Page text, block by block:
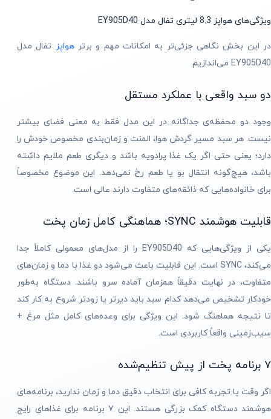
ویژگی‌های هواپز 8.3 لیتری تفال مدل EY905D40
در این بخش نگاهی جزئی‌تر به امکانات مهم و برترهواپز تفال مدل
EY905D40 می‌اندازیم
دو سبد واقعی با عملکرد مستقل
وجود دو محفظه‌ی جداگانه در این مدل فقط به معنی فضای بیشتر
نیست. هر سبد مسیر گردش هوا، المنت و زمان‌بندی مخصوص خودش را
دارد؛ یعنی حتی اگر یک غذا پرادویه باشد و دیگری طعم ملایم داشته
باشد، هیچ‌گونه انتقال بو یا طعم رخ نمی‌دهد. این موضوع مخصوصاً
برای خانواده‌هایی که ذائقه‌های متفاوت دارند عالی است.
قابلیت هوشمند SYNC؛ هماهنگی کامل زمان پخت
یکی از ویژگی‌هایی که EY905D40 را از مدل‌های معمولی کاملاً جدا
می‌کند، SYNC است. این قابلیت باعث می‌شود دو غذا با دما و زمان‌های
متفاوت، در نهایت دقیقاً همزمان آماده سرو باشند. دستگاه به‌طور
خودکار تشخیص می‌دهد کدام سبد باید دیرتر یا زودتر شروع به کار کند
تا نتیجه هماهنگ شود. این ویژگی برای وعده‌های کامل مثل مرغ +
سیب‌زمینی واقعاً کاربردی است.
۷ برنامه پخت از پیش تنظیم‌شده
اگر وقت یا تجربه کافی برای انتخاب دقیق دما و زمان ندارید، برنامه‌های
هوشمند دستگاه کمک بزرگی هستند. این ۷ برنامه برای غذاهای رایج